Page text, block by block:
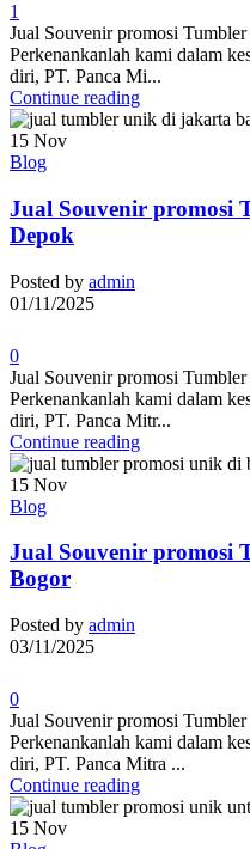
1
Jual Souvenir promosi
Perkenankanlah kami dalam
diri, PT. Panca Mi...
Continue reading
15 Nov
Blog
Jual Souvenir promosi
Depok
Posted by admin
01/11/2025
0
Jual Souvenir promosi
Perkenankanlah kami dalam
diri, PT. Panca Mitr...
Continue reading
15 Nov
Blog
Jual Souvenir promosi
Bogor
Posted by admin
03/11/2025
0
Jual Souvenir promosi
Perkenankanlah kami dalam
diri, PT. Panca Mitra ...
Continue reading
15 Nov